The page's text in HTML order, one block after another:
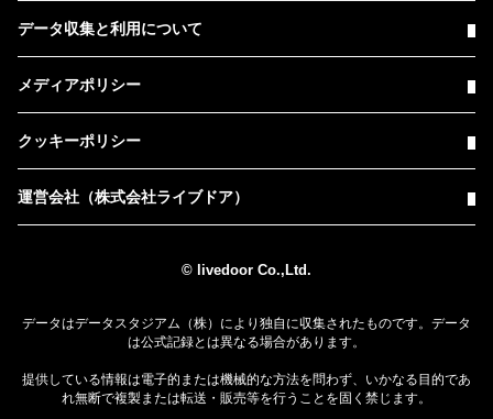
データ収集と利用について
メディアポリシー
クッキーポリシー
運営会社（株式会社ライブドア）
© livedoor Co.,Ltd.
データはデータスタジアム（株）により独自に収集されたものです。データ
は公式記録とは異なる場合があります。
提供している情報は電子的または機械的な方法を問わず、いかなる目的であ
れ無断で複製または転送・販売等を行うことを固く禁じます。